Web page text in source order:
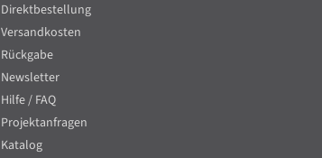
Direktbestellung
Versandkosten
Rückgabe
Newsletter
Hilfe / FAQ
Projektanfragen
Katalog